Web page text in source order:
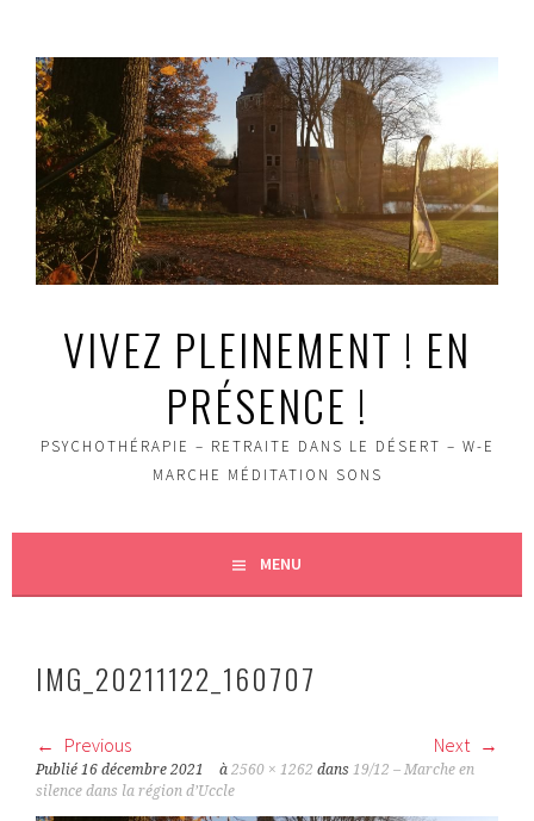
contenu
principal
VIVEZ PLEINEMENT ! EN
PRÉSENCE !
PSYCHOTHÉRAPIE – RETRAITE DANS LE DÉSERT – W-E
MARCHE MÉDITATION SONS
MENU
IMG_20211122_160707
Previous Next
Publié16 décembre 2021 à2560 × 1262 dans19/12 – Marche en
silence dans la région d’Uccle